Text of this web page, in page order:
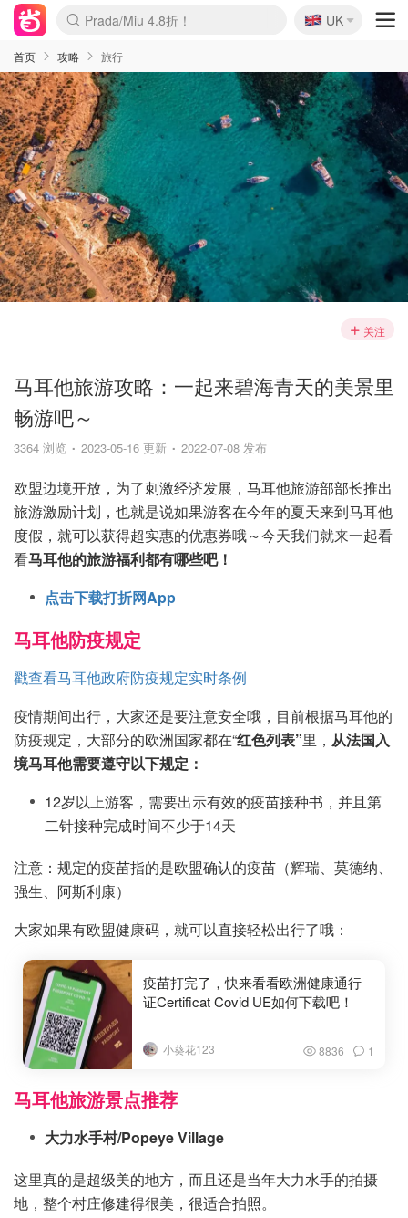
麦卢卡蜂蜜夏促！个位数！
Prada/Miu 4.8折！
啥？必胜客披萨5折！
🇬🇧
UK
首页 攻略 旅行
关注
马耳他旅游攻略：一起来碧海青天的美景里
畅游吧～
3364 浏览 2023-05-16 更新 2022-07-08 发布
欧盟边境开放，为了刺激经济发展，马耳他旅游部部长推出
旅游激励计划，也就是说如果游客在今年的夏天来到马耳他
度假，就可以获得超实惠的优惠券哦～今天我们就来一起看
看马耳他的旅游福利都有哪些吧！
点击下载打折网App
马耳他防疫规定
戳查看马耳他政府防疫规定实时条例
疫情期间出行，大家还是要注意安全哦，目前根据马耳他的
防疫规定，大部分的欧洲国家都在“红色列表”里， 从法国入
境马耳他需要遵守以下规定：
12岁以上游客，需要出示有效的疫苗接种书，并且第
二针接种完成时间不少于14天
注意：规定的疫苗指的是欧盟确认的疫苗（辉瑞、莫德纳、
强生、阿斯利康）
大家如果有欧盟健康码，就可以直接轻松出行了哦：
疫苗打完了，快来看看欧洲健康通行
证Certificat Covid UE如何下载吧！
小葵花123 8836 1
马耳他旅游景点推荐
大力水手村/Popeye Village
这里真的是超级美的地方，而且还是当年大力水手的拍摄
地，整个村庄修建得很美，很适合拍照。